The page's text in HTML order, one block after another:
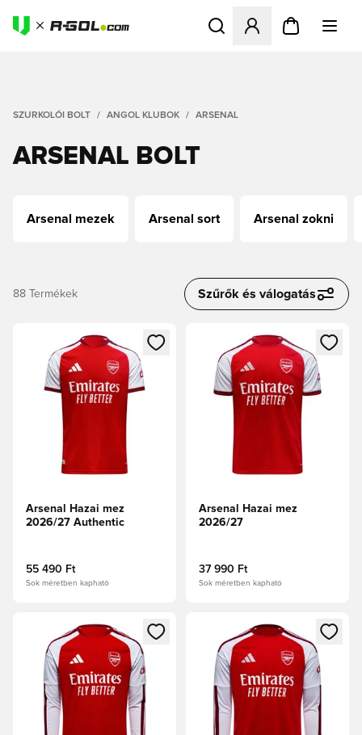
Megnyit egy modált a
SZURKOLÓI BOLT ANGOL KLUBOK ARSENAL
ARSENAL BOLT
Arsenal mezek Arsenal sort Arsenal zokni
88 Termékek Szűrők és válogatás
Megnyit egy modált a bejelentkezéshez vagy a tagként
Arsenal Hazai mez
2026/27 Authentic
55 490 Ft
Sok méretben kapható
Megnyit egy modált a
Arsenal Hazai mez
2026/27
37 990 Ft
Sok méretben kapható
Megnyit egy modált a bejelentkezéshez vagy a tagként
Megnyit egy modált a